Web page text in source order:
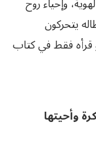
يتحركون
قرأه فقط في كتاب
وأحيتها